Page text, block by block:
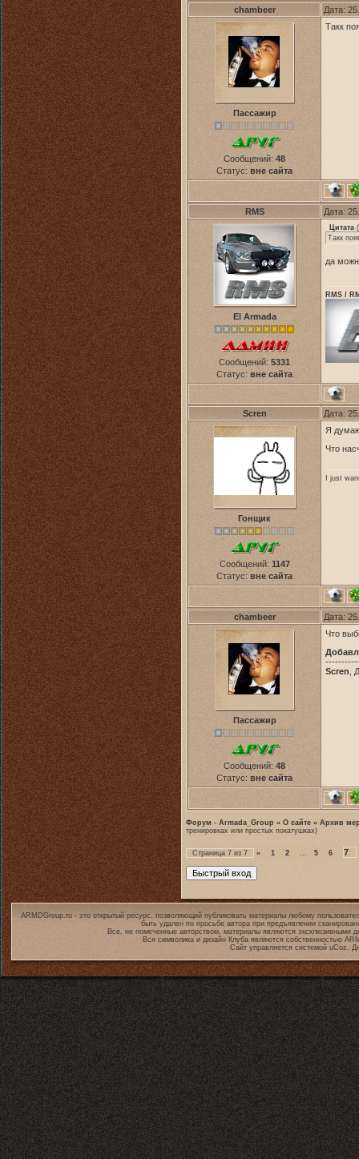
chambeer Дата:
Пассажир
Сообщений: 48
Статус: вне сайта
Такк
RMS Дата:
El Armada
Сообщений: 5331
Статус: вне сайта
Цитата (
Такк
да
RMS /
Scren Дата:
Гонщик
Сообщений: 1147
Статус: вне сайта
Я
Что
I just
chambeer Дата:
Пассажир
Сообщений: 48
Статус: вне сайта
Что
Scren ,
Форум - Armada_Group » О сайте » Архив
тренировках или простых покатушках)
Страница 7 из 7 « 1 2 … 5 6 7
ARMDGroup.ru - это открытый ресурс, позволяющий публиковать материалы любому
быть удален по просьбе автора при предъявлении
Все, не помеченные авторством, материалы являются эксклюзивными
Вся символика и дизайн Клуба являются собственностью
Сайт управляется системой uCoz.